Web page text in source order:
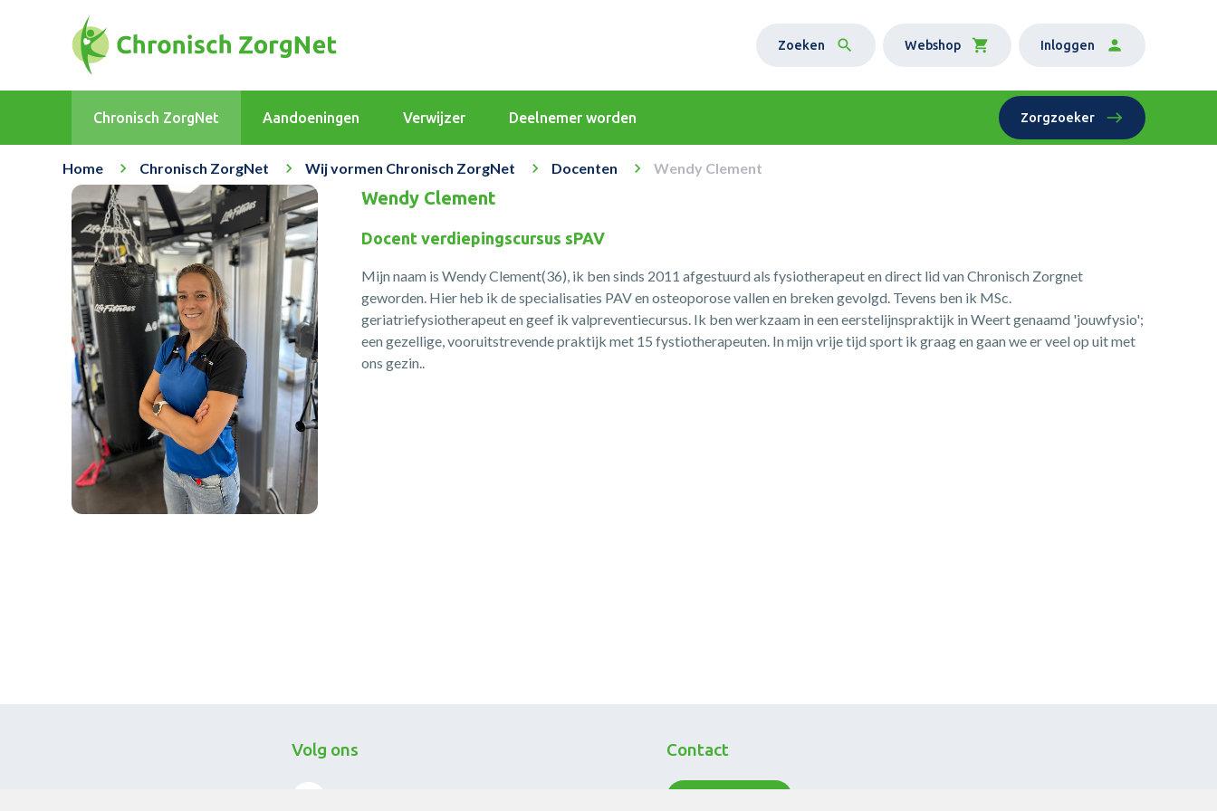
Zoeken Webshop Inloggen
Chronisch ZorgNet Aandoeningen Verwijzer Deelnemer worden Zorgzoeker
Home Chronisch ZorgNet Wij vormen Chronisch ZorgNet Docenten Wendy Clement
Wendy Clement
Docent verdiepingscursus sPAV
Mijn naam is Wendy Clement(36), ik ben sinds 2011 afgestuurd als fysiotherapeut en direct lid van Chronisch Zorgnet
geworden. Hier heb ik de specialisaties PAV en osteoporose vallen en breken gevolgd. Tevens ben ik MSc.
geriatriefysiotherapeut en geef ik valpreventiecursus. Ik ben werkzaam in een eerstelijnspraktijk in Weert genaamd 'jouwfysio';
een gezellige, vooruitstrevende praktijk met 15 fystiotherapeuten. In mijn vrije tijd sport ik graag en gaan we er veel op uit met
ons gezin..
Volg ons Contact